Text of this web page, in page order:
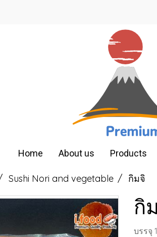
Home About us Products
Sushi Nori and vegetable กิมจิ
กิ
บรรจุ